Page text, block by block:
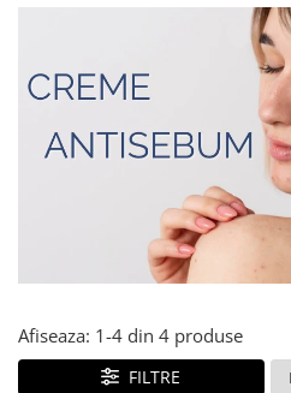
Produse Par si Scalp
Lotiuni tonice
Produse pentru pete pigmentare
Evidence skincare
Pachete
Afiseaza: 1-4 din 4 produse
FILTRE